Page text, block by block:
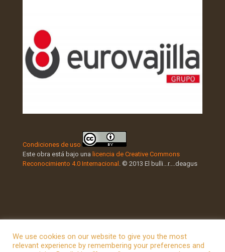
Condiciones de uso
Este obra está bajo una licencia de Creative Commons
Reconocimiento 4.0 Internacional . © 2013 El bulli...r....deagus
We use cookies on our website to give you the most
relevant experience by remembering your preferences and